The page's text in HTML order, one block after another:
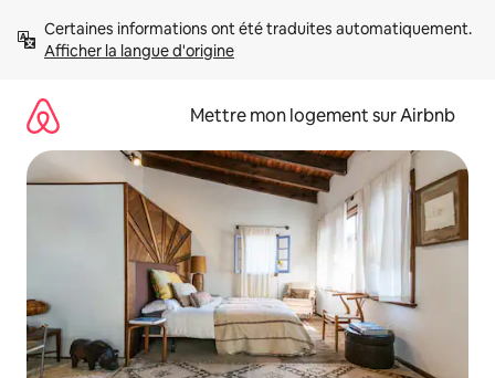
directement
Afficher la langue d'origine
Mettre mon logement sur Airbnb